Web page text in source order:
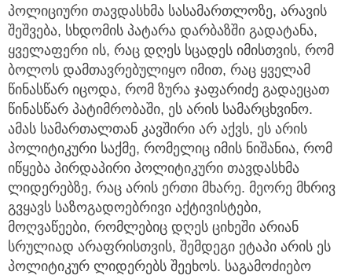
პოლიციური თავდასხმა სასამართლოზე, არავის
შეშვება, სხდომის პატარა დარბაზში გადატანა,
ყველაფერი ის, რაც დღეს სცადეს იმისთვის, რომ
ბოლოს დამთავრებულიყო იმით, რაც ყველამ
წინასწარ იცოდა, რომ ზურა ჯაფარიძე გადაეცათ
წინასწარ პატიმრობაში, ეს არის სამარცხვინო.
ამას სამართალთან კავშირი არ აქვს, ეს არის
პოლიტიკური საქმე, რომელიც იმის ნიშანია, რომ
იწყება პირდაპირი პოლიტიკური თავდასხმა
ლიდერებზე, რაც არის ერთი მხარე. მეორე მხრივ
გვყავს საზოგადოებრივი აქტივისტები,
მოღვაწეები, რომლებიც დღეს ციხეში არიან
სრულიად არაფრისთვის, შემდეგი ეტაპი არის ეს
პოლიტიკურ ლიდერებს შეეხოს. საგამოძიებო